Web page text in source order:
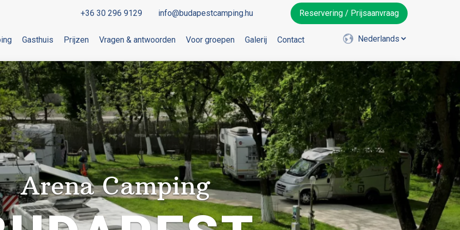
+36 30 296 9129 info@budapestcamping.hu Reservering / Prijsaanvraag
Gasthuis Prijzen Vragen & antwoorden Voor groepen Galerij Contact
Arena Camping